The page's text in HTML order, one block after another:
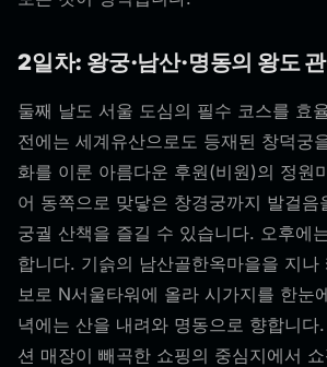
2일차: 왕궁·남산·명동의 왕도
둘째 날도 서울 도심의 필수 코스를 효
전에는 세계유산으로도 등재된 창덕궁
화를 이룬 아름다운 후원(비원)의 정원
어 동쪽으로 맞닿은 창경궁까지 발걸음
궁궐 산책을 즐길 수 있습니다. 오후에
합니다. 기슭의 남산골한옥마을을 지나
보로 N서울타워에 올라 시가지를 한눈
녁에는 산을 내려와 명동으로 향합니다
션 매장이 빼곡한 쇼핑의 중심지에서